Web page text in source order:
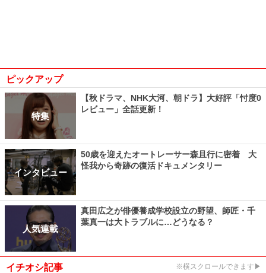
ピックアップ
特集
【秋ドラマ、NHK大河、朝ドラ】大好評「忖度0
レビュー」全話更新！
インタビュー
50歳を迎えたオートレーサー森且行に密着 大
怪我から奇跡の復活ドキュメンタリー
人気連載
真田広之が俳優養成学校設立の野望、師匠・千
葉真一は大トラブルに…どうなる？
イチオシ記事 ※横スクロールできます▶